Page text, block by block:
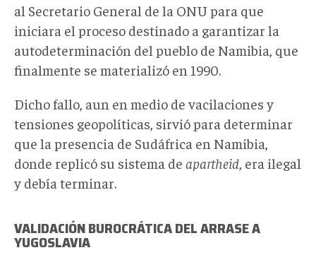
al Secretario General de la ONU para que
iniciara el proceso destinado a garantizar la
autodeterminación del pueblo de Namibia, que
finalmente se materializó en 1990.
Dicho fallo, aun en medio de vacilaciones y
tensiones geopolíticas, sirvió para determinar
que la presencia de Sudáfrica en Namibia,
donde replicó su sistema de apartheid , era ilegal
y debía terminar.
VALIDACIÓN BUROCRÁTICA DEL ARRASE A
YUGOSLAVIA